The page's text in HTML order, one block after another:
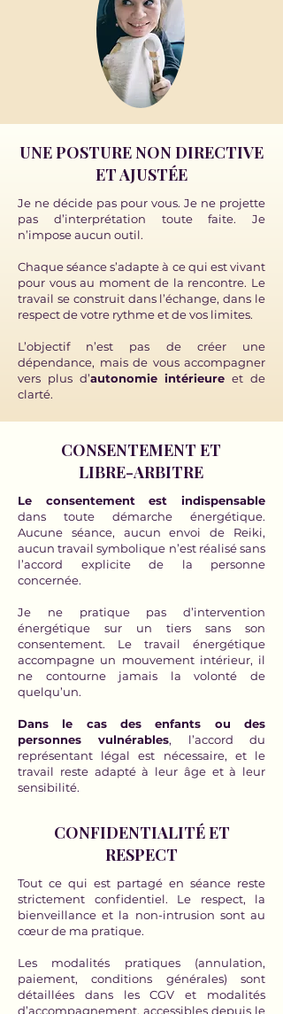
UNE POSTURE NON DIRECTIVE
ET AJUSTÉE
Je ne décide pas pour vous. Je ne projette
pas d’interprétation toute faite. Je
n’impose aucun outil.
Chaque séance s’adapte à ce qui est vivant
pour vous au moment de la rencontre. Le
travail se construit dans l’échange, dans le
respect de votre rythme et de vos limites.
L’objectif n’est pas de créer une
dépendance, mais de vous accompagner
vers plus d’autonomie intérieure et de
clarté.
CONSENTEMENT ET
LIBRE-ARBITRE
Le consentement est indispensable
dans toute démarche énergétique.
Aucune séance, aucun envoi de Reiki,
aucun travail symbolique n’est réalisé sans
l’accord explicite de la personne
concernée.
Je ne pratique pas d’intervention
énergétique sur un tiers sans son
consentement. Le travail énergétique
accompagne un mouvement intérieur, il
ne contourne jamais la volonté de
quelqu’un.
Dans le cas des enfants ou des
personnes vulnérables, l’accord du
représentant légal est nécessaire, et le
travail reste adapté à leur âge et à leur
sensibilité.
CONFIDENTIALITÉ ET
RESPECT
Tout ce qui est partagé en séance reste
strictement confidentiel. Le respect, la
bienveillance et la non-intrusion sont au
cœur de ma pratique.
Les modalités pratiques (annulation,
paiement, conditions générales) sont
détaillées dans les CGV et modalités
d’accompagnement, accessibles depuis le